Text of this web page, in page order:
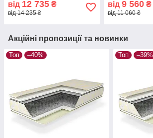
від 12 735 ₴
від 14 235 ₴
від 9 560₴
від 11 060 ₴
Акційні пропозиції та новинки
Топ –40% Топ –39%